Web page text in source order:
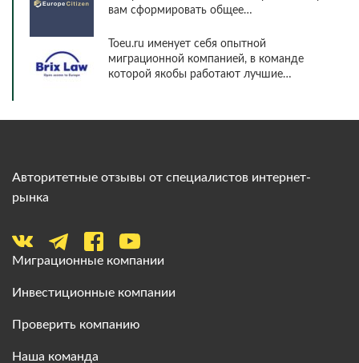
вам сформировать общее…
Toeu.ru именует себя опытной
миграционной компанией, в команде
которой якобы работают лучшие…
Авторитетные отзывы от специалистов интернет-
рынка
Миграционные компании
Инвестиционные компании
Проверить компанию
Наша команда